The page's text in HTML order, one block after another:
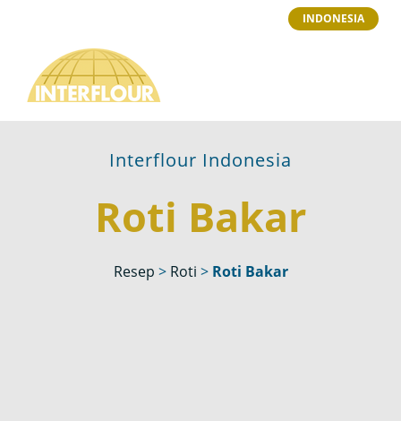
INDONESIA
Interflour Indonesia
Roti Bakar
Resep > Roti >Roti Bakar